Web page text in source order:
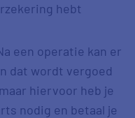
hebt
een operatie kan er
dat wordt vergoed
hiervoor heb je
nodig en betaal je